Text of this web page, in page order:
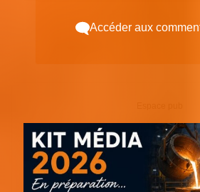
Accéder aux